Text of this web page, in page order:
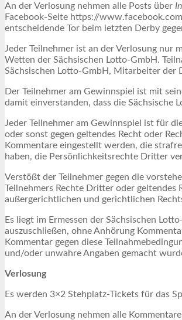
An der Verlosung nehmen alle Posts über
Facebook-Seite https://
entscheidende Tor beim letzten Derby
Jeder Teilnehmer ist an der Verlosung nur
Wetten der Sächsischen Lotto-GmbH.
Sächsischen Lotto-GmbH, Mitarbeiter der
Der Teilnehmer am Gewinnspiel ist mit
damit einverstanden, dass die Sächsische
Jeder Teilnehmer am Gewinnspiel ist für
oder sonst gegen geltendes Recht oder
Kommentare eingestellt werden, die
haben, die Persönlichkeitsrechte Dritter
Verstößt der Teilnehmer gegen die
Teilnehmers Rechte Dritter oder
außergerichtlichen und gerichtlichen
Es liegt im Ermessen der Sächsischen
auszuschließen, ohne Anhörung
Kommentar gegen diese
und/oder unwahre Angaben gemacht
Verlosung
Es werden 3×2 Stehplatz-Tickets für das
An der Verlosung nehmen alle